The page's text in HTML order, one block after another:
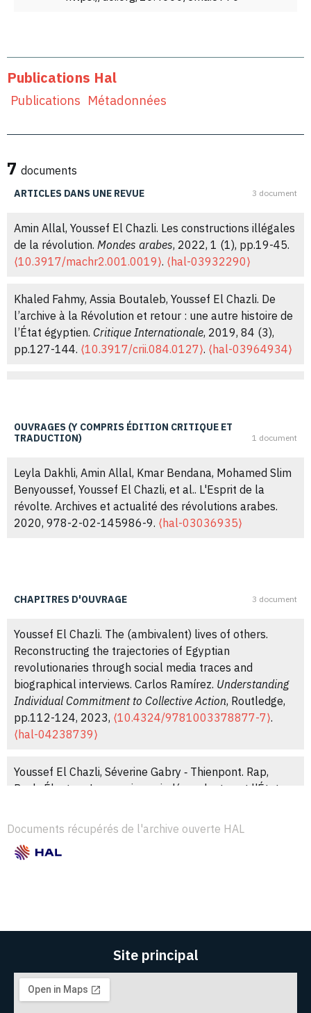
Publications Hal
Publications Métadonnées
7 documents
ARTICLES DANS UNE REVUE 3 document
Amin Allal, Youssef El Chazli. Les constructions illégales
de la révolution. Mondes arabes, 2022, 1 (1), pp.19-45.
⟨10.3917/machr2.001.0019⟩. ⟨hal-03932290⟩
Khaled Fahmy, Assia Boutaleb, Youssef El Chazli. De
l’archive à la Révolution et retour : une autre histoire de
l’État égyptien. Critique Internationale, 2019, 84 (3),
pp.127-144. ⟨10.3917/crii.084.0127⟩. ⟨hal-03964934⟩
pp.185.⟨hal-03859566⟩
OUVRAGES (Y COMPRIS ÉDITION CRITIQUE ET
TRADUCTION)
1 document
Leyla Dakhli, Amin Allal, Kmar Bendana, Mohamed Slim
Benyoussef, Youssef El Chazli, et al.. L'Esprit de la
révolte. Archives et actualité des révolutions arabes.
2020, 978-2-02-145986-9. ⟨hal-03036935⟩
CHAPITRES D'OUVRAGE 3 document
Youssef El Chazli. The (ambivalent) lives of others.
Reconstructing the trajectories of Egyptian
revolutionaries through social media traces and
biographical interviews. Carlos Ramírez. Understanding
Individual Commitment to Collective Action, Routledge,
pp.112-124, 2023, ⟨10.4324/9781003378877-7⟩.
⟨hal-04238739⟩
Youssef El Chazli, Séverine Gabry ‑ Thienpont. Rap,
Rock, Électro... Les musiques indépendantes et l'État en
Amin Allal, Youssef El Chazli. Figures du déclassement
et passage au politique dans les situations
Documents récupérés de l'archive ouverte HAL
Site principal